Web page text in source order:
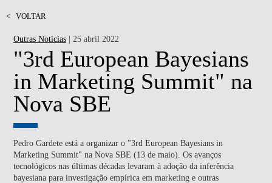
< VOLTAR
Outras Notícias| 25 abril 2022
"3rd European Bayesians
in Marketing Summit" na
Nova SBE
Pedro Gardete está a organizar o "3rd European Bayesians in
Marketing Summit" na Nova SBE (13 de maio). Os avanços
tecnológicos nas últimas décadas levaram à adoção da inferência
bayesiana para investigação empírica em marketing e outras